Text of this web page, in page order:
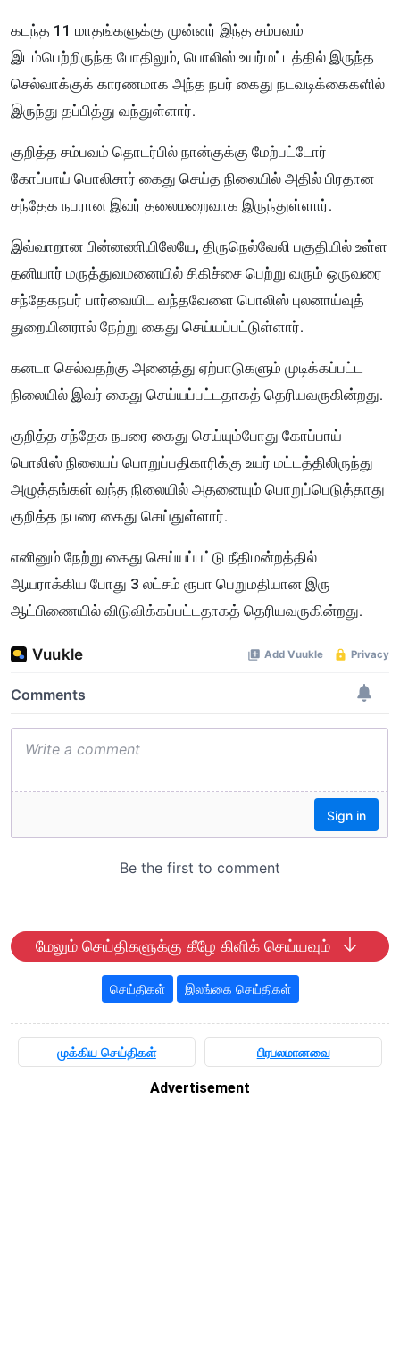
கடந்த 11 மாதங்களுக்கு முன்னர் இந்த சம்பவம்
இடம்பெற்றிருந்த போதிலும், பொலிஸ் உயர்மட்டத்தில் இருந்த
செல்வாக்குக் காரணமாக அந்த நபர் கைது நடவடிக்கைகளில்
இருந்து தப்பித்து வந்துள்ளார்.
குறித்த சம்பவம் தொடர்பில் நான்குக்கு மேற்பட்டோர்
கோப்பாய் பொலிசார் கைது செய்த நிலையில் அதில் பிரதான
சந்தேக நபரான இவர் தலைமறைவாக இருந்துள்ளார்.
இவ்வாறான பின்னணியிலேயே, திருநெல்வேலி பகுதியில் உள்ள
தனியார் மருத்துவமனையில் சிகிச்சை பெற்று வரும் ஒருவரை
சந்தேகநபர் பார்வையிட வந்தவேளை பொலிஸ் புலனாய்வுத்
துறையினரால் நேற்று கைது செய்யப்பட்டுள்ளார்.
கனடா செல்வதற்கு அனைத்து ஏற்பாடுகளும் முடிக்கப்பட்ட
நிலையில் இவர் கைது செய்யப்பட்டதாகத் தெரியவருகின்றது.
குறித்த சந்தேக நபரை கைது செய்யும்போது கோப்பாய்
பொலிஸ் நிலையப் பொறுப்பதிகாரிக்கு உயர் மட்டத்திலிருந்து
அழுத்தங்கள் வந்த நிலையில் அதனையும் பொறுப்பெடுத்தாது
குறித்த நபரை கைது செய்துள்ளார்.
எனினும் நேற்று கைது செய்யப்பட்டு நீதிமன்றத்தில்
ஆயராக்கிய போது 3 லட்சம் ரூபா பெறுமதியான இரு
ஆட்பிணையில் விடுவிக்கப்பட்டதாகத் தெரியவருகின்றது.
மேலும் செய்திகளுக்கு கீழே கிளிக் செய்யவும்
செய்திகள் இலங்கை செய்திகள்
முக்கிய செய்திகள் பிரபலமானவை
Advertisement